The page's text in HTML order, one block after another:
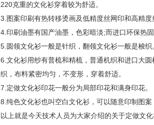
220克重的文化衫穿着较为舒适。
3.图案印刷有热转移烫画及低精度丝网印和高精度
4.印刷油墨有国产油墨，色彩暗淡;而进口环保热
5.圆领文化衫一般是针织，翻领文化衫一般是梭织
6.文化衫用纱有普梳和精梳，普通机织和进口大
织，布料紧密均匀，不变形，穿着舒适。
7.定做文化衫印花一般分为局部印花和满身印花。
8.纯色文化衫也叫空白文化衫，可以随意印制图案
以上就是今天技术人员为大家介绍的关于定做文